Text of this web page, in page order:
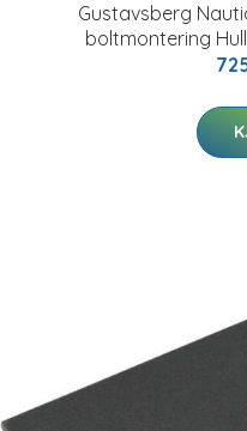
Gustavsberg
boltmontering